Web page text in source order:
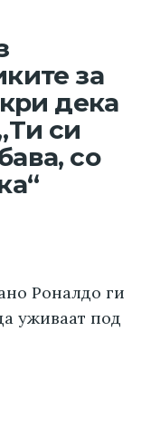
за
дека
си
со
Роналдо ги
уживаат под